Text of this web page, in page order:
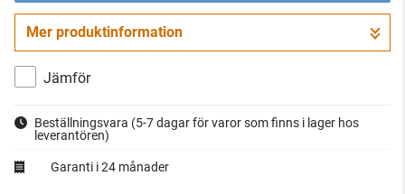
Gå till kassan
Mer produktinformation
Jämför
Beställningsvara (5-7 dagar för varor som finns i lager hos
leverantören)
Garanti i 24 månader